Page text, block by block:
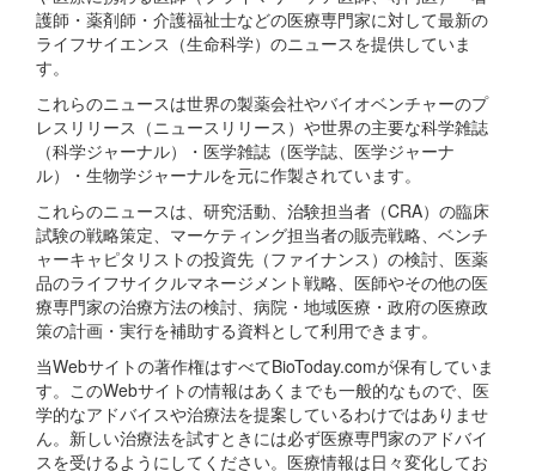
護師・薬剤師・介護福祉士などの医療専門家に対して最新の
ライフサイエンス（生命科学）のニュースを提供していま
す。
これらのニュースは世界の製薬会社やバイオベンチャーのプ
レスリリース（ニュースリリース）や世界の主要な科学雑誌
（科学ジャーナル）・医学雑誌（医学誌、医学ジャーナ
ル）・生物学ジャーナルを元に作製されています。
これらのニュースは、研究活動、治験担当者（CRA）の臨床
試験の戦略策定、マーケティング担当者の販売戦略、ベンチ
ャーキャピタリストの投資先（ファイナンス）の検討、医薬
品のライフサイクルマネージメント戦略、医師やその他の医
療専門家の治療方法の検討、病院・地域医療・政府の医療政
策の計画・実行を補助する資料として利用できます。
当Webサイトの著作権はすべてBioToday.comが保有していま
す。このWebサイトの情報はあくまでも一般的なもので、医
学的なアドバイスや治療法を提案しているわけではありませ
ん。新しい治療法を試すときには必ず医療専門家のアドバイ
スを受けるようにしてください。医療情報は日々変化してお